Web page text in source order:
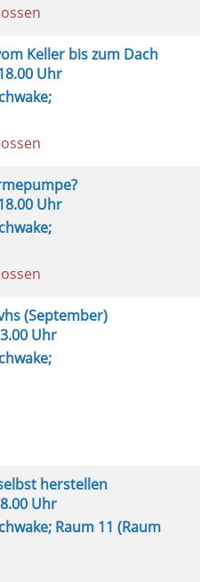
Keller bis zum Dach
Uhr
Uhr
(September)
Uhr
herstellen
Uhr
Raum 11 (Raum